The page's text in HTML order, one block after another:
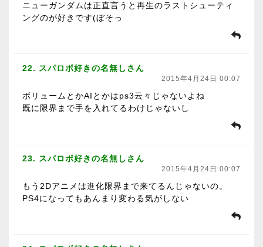
ニューガンダムは正直言うと再生のラストシューティ
ングのが好きです(ぼそっ
22. スパロボ好きの名無しさん
2015年4月24日 00:07
ボリュームとかAIとかはps3云々じゃないよね
既に限界まで手を入れてるわけじゃないし
23. スパロボ好きの名無しさん
2015年4月24日 00:07
もう2Dアニメは進化限界まで来てるんじゃないの。
PS4になってもあんまり変わる気がしない